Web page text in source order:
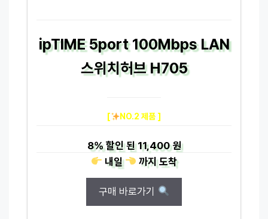
ipTIME 5port 100Mbps LAN
스위치허브 H705
[ NO.2 제품 ]
8%할인 된11,400 원
내일
까지도착
구매 바로가기